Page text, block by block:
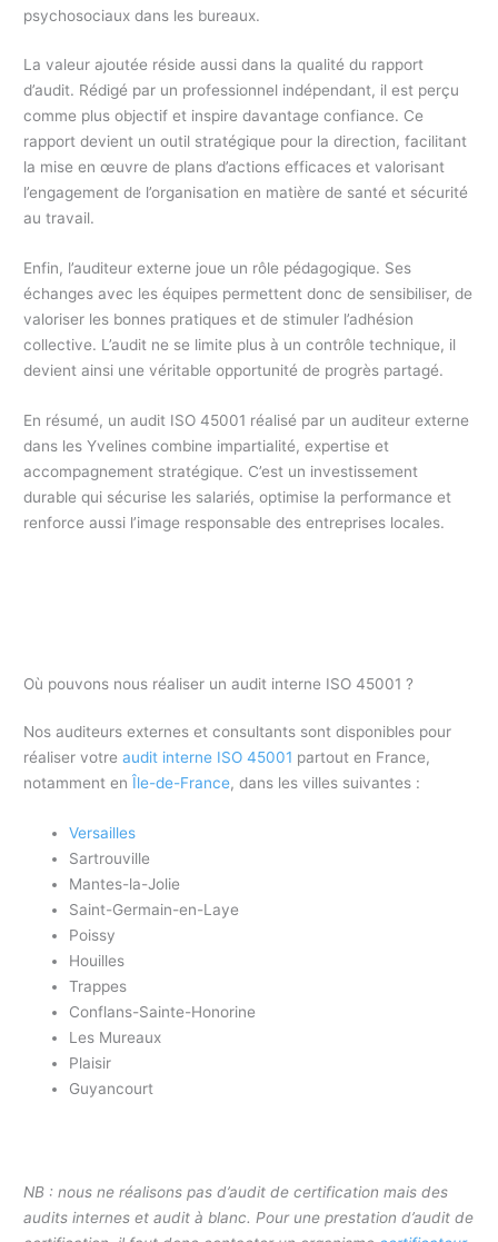
psychosociaux dans les bureaux.
La valeur ajoutée réside aussi dans la qualité du rapport
d’audit. Rédigé par un professionnel indépendant, il est perçu
comme plus objectif et inspire davantage confiance. Ce
rapport devient un outil stratégique pour la direction, facilitant
la mise en œuvre de plans d’actions efficaces et valorisant
l’engagement de l’organisation en matière de santé et sécurité
au travail.
Enfin, l’auditeur externe joue un rôle pédagogique. Ses
échanges avec les équipes permettent donc de sensibiliser, de
valoriser les bonnes pratiques et de stimuler l’adhésion
collective. L’audit ne se limite plus à un contrôle technique, il
devient ainsi une véritable opportunité de progrès partagé.
En résumé, un audit ISO 45001 réalisé par un auditeur externe
dans les Yvelines combine impartialité, expertise et
accompagnement stratégique. C’est un investissement
durable qui sécurise les salariés, optimise la performance et
renforce aussi l’image responsable des entreprises locales.
Où pouvons nous réaliser un audit interne ISO 45001 ?
Nos auditeurs externes et consultants sont disponibles pour
réaliser votreaudit interne ISO 45001 partout en France,
notamment en Île-de-France, dans les villes suivantes :
Versailles
Sartrouville
Mantes-la-Jolie
Saint-Germain-en-Laye
Poissy
Houilles
Trappes
Conflans-Sainte-Honorine
Les Mureaux
Plaisir
Guyancourt
NB : nous ne réalisons pas d’audit de certification mais des
audits internes et audit à blanc. Pour une prestation d’audit de